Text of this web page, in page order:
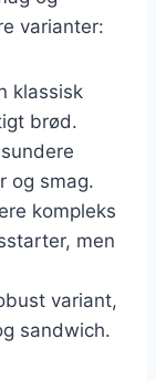
varianter:
klassisk
brød.
og smag.
kompleks
men
variant,
sandwich.